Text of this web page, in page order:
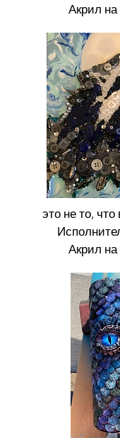
Акрил на
это не то,
Акрил на